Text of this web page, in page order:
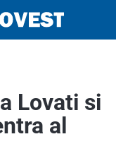
Lovati si
al